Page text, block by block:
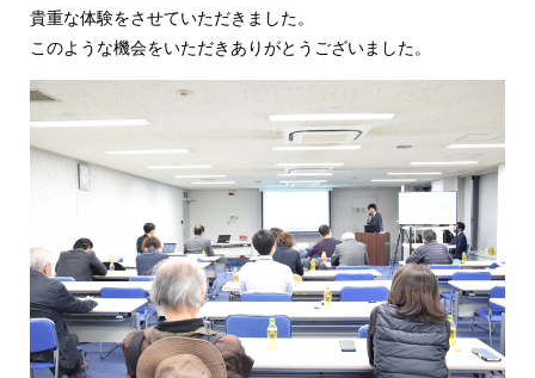
貴重な体験をさせていただきました。
このような機会をいただきありがとうございました。